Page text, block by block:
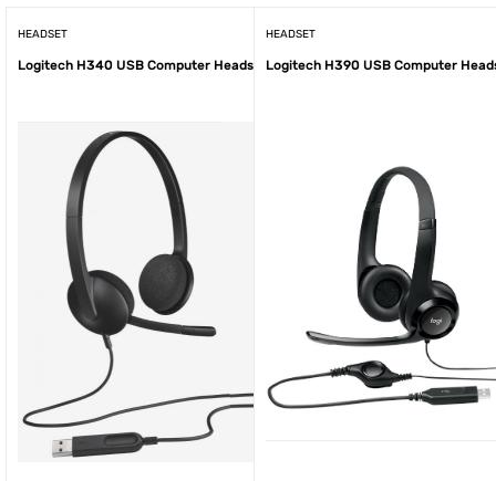
HEADSET
Logitech H340 USB Computer Headset NEU
HEADSET
Logitech H390 USB Computer